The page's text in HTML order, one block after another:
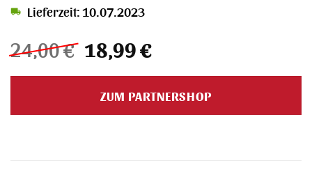
24,00€ Ursprünglicher
Preis
war:
24,00 €
18,99€Aktueller
ist:
18,99 €.
Lieferzeit: 10.07.2023
ZUM PARTNERSHOP